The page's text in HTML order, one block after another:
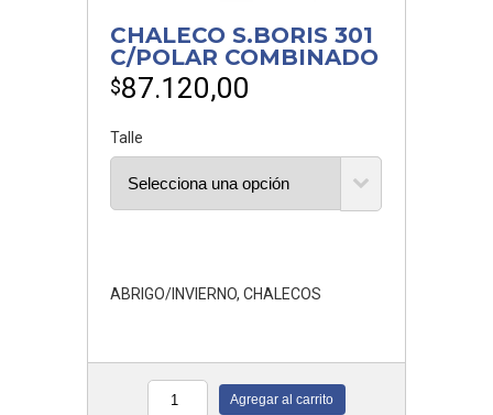
CHALECO S.BORIS 301
C/POLAR COMBINADO
$87.120,00
Talle
ABRIGO/INVIERNO,CHALECOS
Cantidad Agregar al carrito